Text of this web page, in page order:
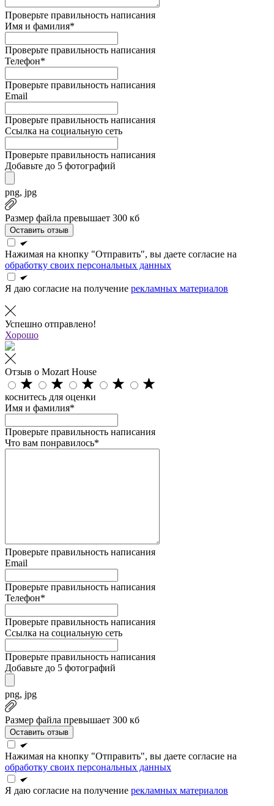
Проверьте правильность написания
Имя и фамилия*
Проверьте правильность написания
Телефон*
Проверьте правильность написания
Email
Проверьте правильность написания
Ссылка на социальную сеть
Проверьте правильность написания
Добавьте до 5 фотографий
png, jpg
Размер файла превышает 300 кб
Оставить отзыв
Нажимая на кнопку "Отправить", вы даете согласие на
обработку своих персональных данных
Я даю согласие на получение рекламных материалов
Успешно отправлено!
Хорошо
Отзыв о Mozart House
коснитесь для оценки
Имя и фамилия*
Проверьте правильность написания
Что вам понравилось*
Проверьте правильность написания
Email
Проверьте правильность написания
Телефон*
Проверьте правильность написания
Ссылка на социальную сеть
Проверьте правильность написания
Добавьте до 5 фотографий
png, jpg
Размер файла превышает 300 кб
Оставить отзыв
Нажимая на кнопку "Отправить", вы даете согласие на
обработку своих персональных данных
Я даю согласие на получение рекламных материалов